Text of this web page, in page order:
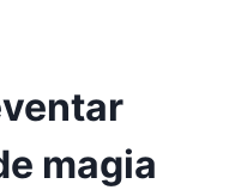
magia